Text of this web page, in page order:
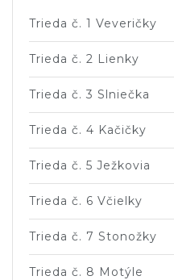
Trieda č. 1 Veveričky
Trieda č. 2 Lienky
Trieda č. 3 Slniečka
Trieda č. 4 Kačičky
Trieda č. 5 Ježkovia
Trieda č. 6 Včielky
Trieda č. 7 Stonožky
Trieda č. 8 Motýle